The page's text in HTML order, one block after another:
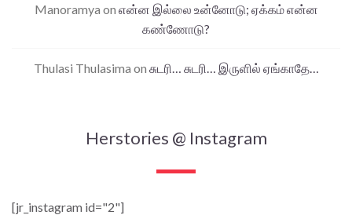
Manoramya on என்ன இல்லை உன்னோடு; ஏக்கம் என்ன
கண்ணோடு?
Thulasi Thulasima on சுடரி… சுடரி… இருளில் ஏங்காதே…
Herstories @ Instagram
[jr_instagram id="2"]